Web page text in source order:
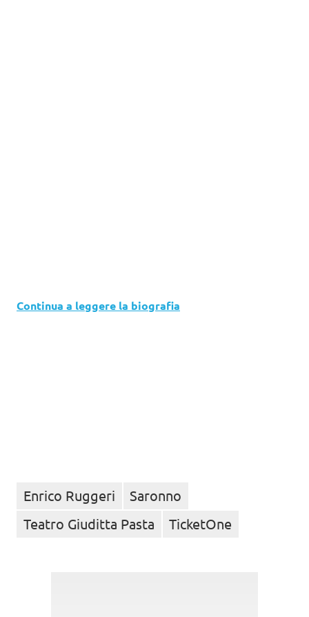
Continua a leggere la biografia
Enrico Ruggeri
Saronno
Teatro Giuditta Pasta
TicketOne